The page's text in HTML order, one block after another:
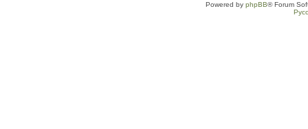
Powered by phpBB® Forum